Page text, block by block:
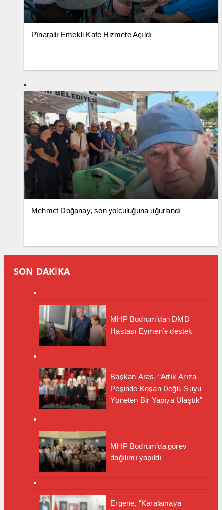
Pînaraltı Emekli Kafe Hizmete Açıldı
Mehmet Doğanay, son yolculuğuna uğurlandı
SON DAKİKA
MHP Bodrum’dan DMD
Hastası Eymen’e destek
Başkan Aras, “Artık Arıza
Peşinde Koşan Değil, Suyu
Yöneten Bir Yapıya Ulaştık”
MHP Bodrum’da görev
dağılımı yapıldı
Ergene, “Karalamaya